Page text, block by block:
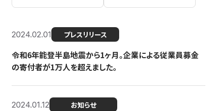
2024.02.01 プレスリリース
令和6年能登半島地震から1ヶ月。企業による従業員募金
の寄付者が1万人を超えました。
2024.01.12 お知らせ